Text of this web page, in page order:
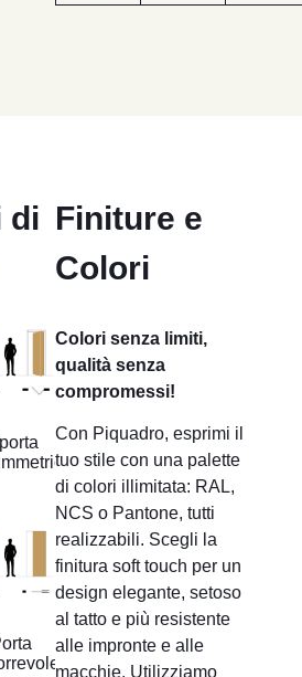
di Finiture e
Colori
Colori senza limiti,
qualità senza
compromessi!
Con Piquadro, esprimi il
tuo stile con una palette
di colori illimitata: RAL,
NCS o Pantone, tutti
realizzabili. Scegli la
finitura soft touch per un
design elegante, setoso
al tatto e più resistente
alle impronte e alle
macchie. Utilizziamo